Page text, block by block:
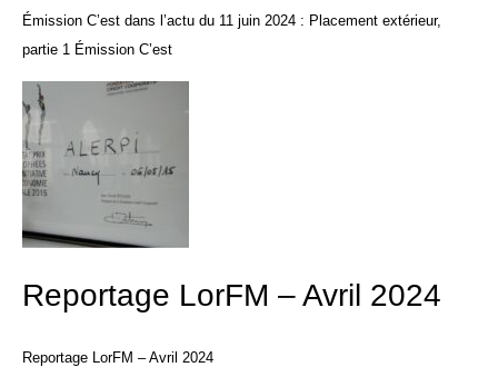
Émission C’est dans l’actu du 11 juin 2024 : Placement extérieur,
partie 1 Émission C’est
Reportage LorFM – Avril 2024
Reportage LorFM – Avril 2024